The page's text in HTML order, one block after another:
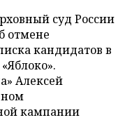
суд России
отмене
кандидатов в
Алексей
кампании